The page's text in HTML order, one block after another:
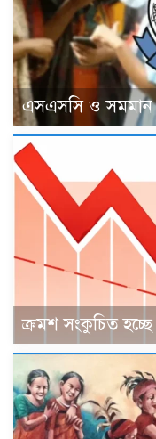
এসএসসি ও সমমান
ক্রমশ সংকুচিত